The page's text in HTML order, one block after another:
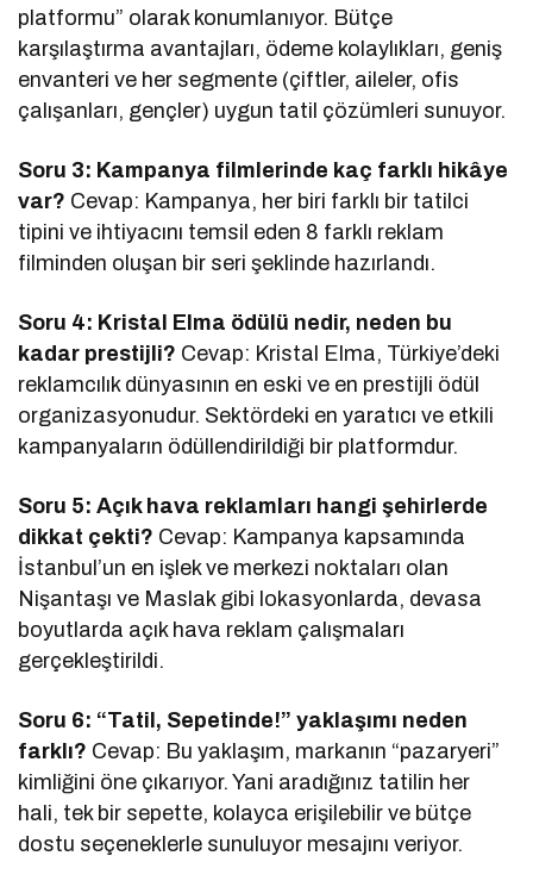
platformu” olarak konumlanıyor. Bütçe
karşılaştırma avantajları, ödeme kolaylıkları, geniş
envanteri ve her segmente (çiftler, aileler, ofis
çalışanları, gençler) uygun tatil çözümleri sunuyor.
Soru 3: Kampanya filmlerinde kaç farklı hikâye
var? Cevap: Kampanya, her biri farklı bir tatilci
tipini ve ihtiyacını temsil eden 8 farklı reklam
filminden oluşan bir seri şeklinde hazırlandı.
Soru 4: Kristal Elma ödülü nedir, neden bu
kadar prestijli? Cevap: Kristal Elma, Türkiye’deki
reklamcılık dünyasının en eski ve en prestijli ödül
organizasyonudur. Sektördeki en yaratıcı ve etkili
kampanyaların ödüllendirildiği bir platformdur.
Soru 5: Açık hava reklamları hangi şehirlerde
dikkat çekti? Cevap: Kampanya kapsamında
İstanbul’un en işlek ve merkezi noktaları olan
Nişantaşı ve Maslak gibi lokasyonlarda, devasa
boyutlarda açık hava reklam çalışmaları
gerçekleştirildi.
Soru 6: “Tatil, Sepetinde!” yaklaşımı neden
farklı? Cevap: Bu yaklaşım, markanın “pazaryeri”
kimliğini öne çıkarıyor. Yani aradığınız tatilin her
hali, tek bir sepette, kolayca erişilebilir ve bütçe
dostu seçeneklerle sunuluyor mesajını veriyor.